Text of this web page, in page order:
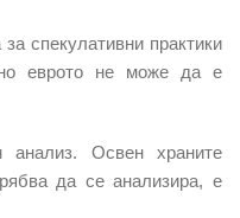
спекулативни практики
но еврото не може да е
Освен храните
да се анализира, е